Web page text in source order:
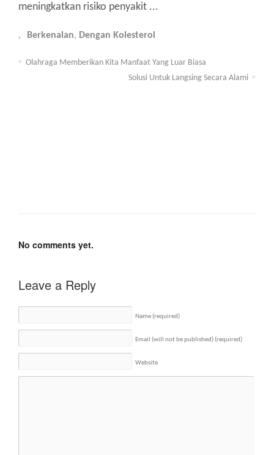
meningkatkan risiko penyakit ...
Berkenalan, Dengan Kolesterol
Olahraga Memberikan Kita Manfaat Yang Luar Biasa
Solusi Untuk Langsing Secara Alami
No comments yet.
Leave a Reply
Name (required)
Email (will not be published) (required)
Website